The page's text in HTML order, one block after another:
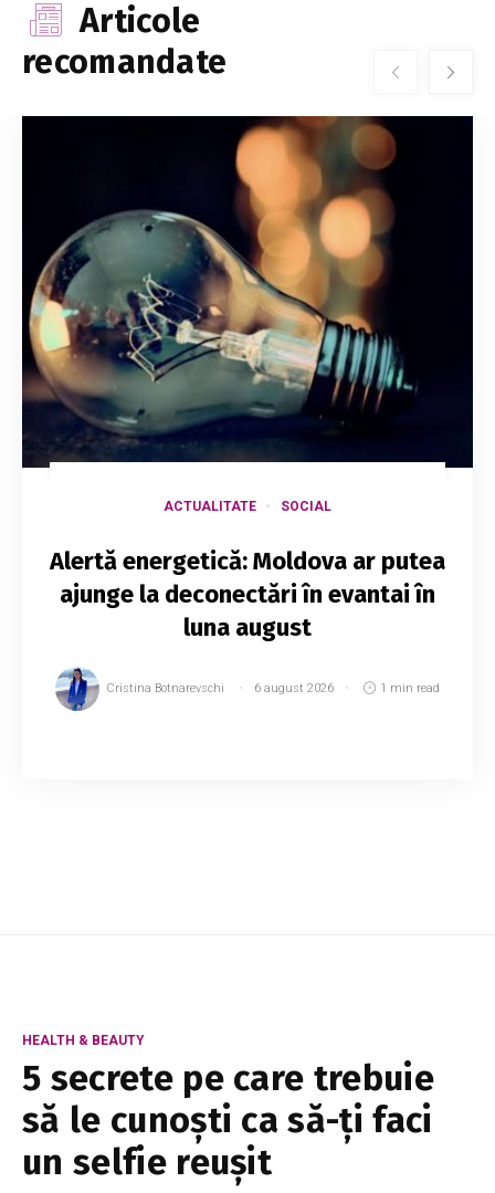
Articole
recomandate
ACTUALITATE SOCIAL
Alertă energetică: Moldova ar putea
ajunge la deconectări în evantai în
luna august
Cristina Botnarevschi 6 august 2026 1 min read
HEALTH & BEAUTY
5 secrete pe care trebuie
să le cunoști ca să-ți faci
un selfie reușit